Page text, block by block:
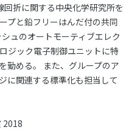
回折に関する中央化学研究所を
プと鉛フリーはんだ付の共同
ュのオートモーティブエレク
ジック電子制御ユニットに特
勤める。 また、グループのア
に関連する標準化も担当して
2018